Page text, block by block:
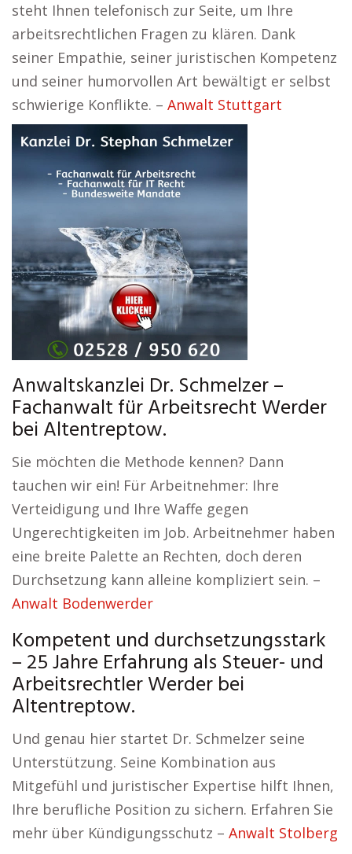
steht Ihnen telefonisch zur Seite, um Ihre
arbeitsrechtlichen Fragen zu klären. Dank
seiner Empathie, seiner juristischen Kompetenz
und seiner humorvollen Art bewältigt er selbst
schwierige Konflikte. – Anwalt Stuttgart
Anwaltskanzlei Dr. Schmelzer –
Fachanwalt für Arbeitsrecht Werder
bei Altentreptow.
Sie möchten die Methode kennen? Dann
tauchen wir ein! Für Arbeitnehmer: Ihre
Verteidigung und Ihre Waffe gegen
Ungerechtigkeiten im Job. Arbeitnehmer haben
eine breite Palette an Rechten, doch deren
Durchsetzung kann alleine kompliziert sein. –
Anwalt Bodenwerder
Kompetent und durchsetzungsstark
– 25 Jahre Erfahrung als Steuer- und
Arbeitsrechtler Werder bei
Altentreptow.
Und genau hier startet Dr. Schmelzer seine
Unterstützung. Seine Kombination aus
Mitgefühl und juristischer Expertise hilft Ihnen,
Ihre berufliche Position zu sichern. Erfahren Sie
mehr über Kündigungsschutz – Anwalt Stolberg